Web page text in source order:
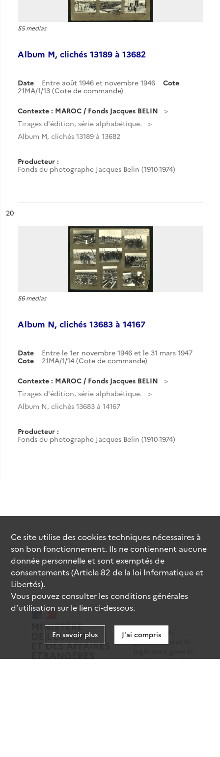
55 medias
Album M, clichés 13189 à 13682
Date Entre août 1946 et novembre 1946
Cote
21MA/1/13 (Cote de commande)
Contexte : MAROC / Fonds Jacques BELIN
Tirages d'édition, série alphabétique.
Album M, clichés 13189 à 13682
Producteur :
Fonds du photographe Jacques Belin (1910-1974)
n°
20
56 medias
Album N, clichés 13683 à 14167
Date
Entre le 1er novembre 1946 et le 31 mars 1947
Cote
21MA/1/14 (Cote de commande)
Contexte : MAROC / Fonds Jacques BELIN
Tirages d'édition, série alphabétique.
Album N, clichés 13683 à 14167
Producteur :
Fonds du photographe Jacques Belin (1910-1974)
data.gouv.fr
gouvernement.fr
service-public.fr
Ce site utilise descookiestechniques nécessaires à
son bon fonctionnement. Ils ne contiennent aucune
donnée personnelle et sont exemptés de
consentements (Article 82 de la loi Informatique et
Libertés).
Vous pouvez consulter les conditions générales
d’utilisation sur le lien ci-dessous.
En savoir plus J'ai compris